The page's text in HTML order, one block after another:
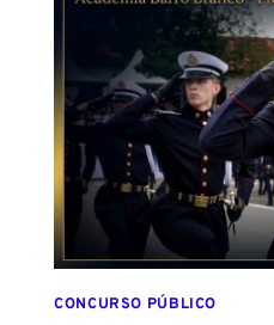
POLICIAL?
DESCUBRA
AS
NOVAS
REGRAS!
ALTURA
MÍNIMA
PARA
CONCURSO
POLICIAL:
CONCURSO PÚBLICO